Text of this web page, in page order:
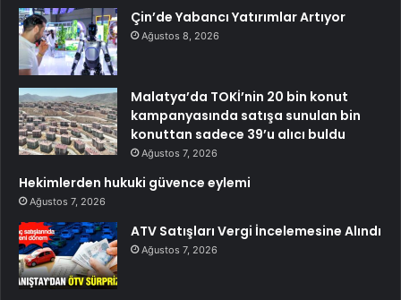
Çin’de Yabancı Yatırımlar Artıyor
Ağustos 8, 2026
Malatya’da TOKİ’nin 20 bin konut
kampanyasında satışa sunulan bin
konuttan sadece 39’u alıcı buldu
Ağustos 7, 2026
Hekimlerden hukuki güvence eylemi
Ağustos 7, 2026
ATV Satışları Vergi İncelemesine Alındı
Ağustos 7, 2026